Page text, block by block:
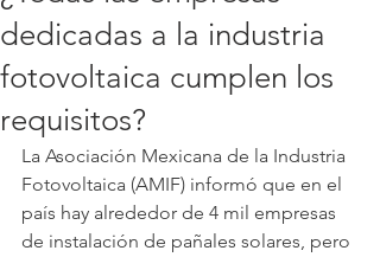
dedicadas a la industria
fotovoltaica cumplen los
requisitos?
La Asociación Mexicana de la Industria
Fotovoltaica (AMIF) informó que en el
país hay alrededor de 4 mil empresas
de instalación de pañales solares, pero